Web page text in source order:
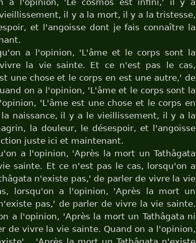
a l'opinion, 'Le cosmos est infini,' il y a
il y a la mort, il y a la tristesse,
et l'angoisse dont je fais connaître la
a l'opinion, 'L'âme et le corps sont la
la vie sainte. Et ce n'est pas le cas,
une chose et le corps en est une autre,' de
on a l'opinion, 'L'âme et le corps sont la
'L'âme est une chose et le corps en
naissance, il y a le vieillissement, il y a la
la douleur, le désespoir, et l'angoisse
juste ici et maintenant.
a l'opinion, 'Après la mort un Tathâgata
sainte. Et ce n'est pas le cas, lorsqu'on a
n'existe pas,' de parler de vivre la vie
lorsqu'on a l'opinion, 'Après la mort un
pas,' de parler de vivre la vie sainte.
a l'opinion, 'Après la mort un Tathâgata ni
de vivre la vie sainte. Quand on a l'opinion,